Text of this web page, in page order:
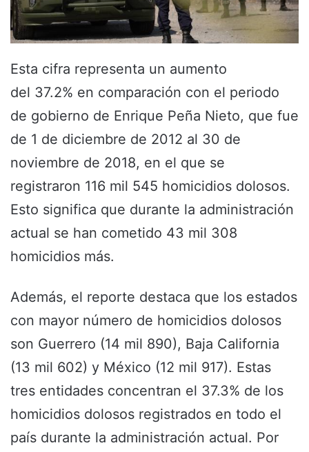
Esta cifra representa un aumento
del 37.2% en comparación con el periodo
de gobierno de Enrique Peña Nieto, que fue
de 1 de diciembre de 2012 al 30 de
noviembre de 2018, en el que se
registraron 116 mil 545 homicidios dolosos.
Esto significa que durante la administración
actual se han cometido 43 mil 308
homicidios más.
Además, el reporte destaca que los estados
con mayor número de homicidios dolosos
son Guerrero (14 mil 890), Baja California
(13 mil 602) y México (12 mil 917). Estas
tres entidades concentran el 37.3% de los
homicidios dolosos registrados en todo el
país durante la administración actual. Por